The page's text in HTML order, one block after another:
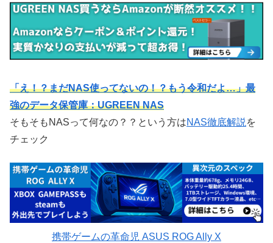
「え！？まだNAS使ってないの！？もう令和だよ…」最
強のデータ保管庫：UGREEN NAS
そもそもNASって何なの？？という方はNAS徹底解説 を
チェック
携帯ゲームの革命児 ASUS ROG Ally X